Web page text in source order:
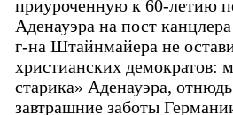
приуроченную к 60-летию
Аденауэра на пост
г-на Штайнмайера не
христианских демократов:
старика» Аденауэра,
завтрашние заботы